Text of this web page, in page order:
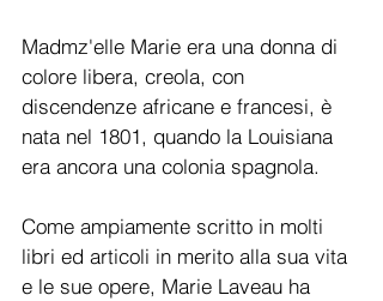
Madmz'elle Marie era una donna di
colore libera, creola, con
discendenze africane e francesi, è
nata nel 1801, quando la Louisiana
era ancora una colonia spagnola.
Come ampiamente scritto in molti
libri ed articoli in merito alla sua vita
e le sue opere, Marie Laveau ha